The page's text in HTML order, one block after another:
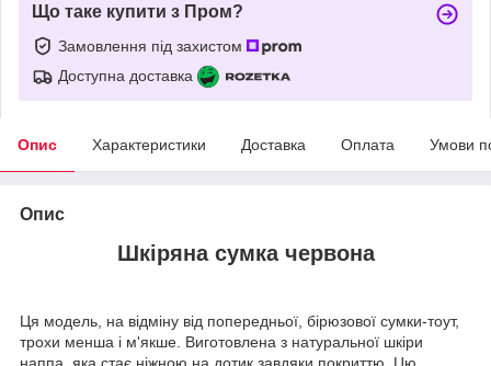
Що таке купити з Пром?
Замовлення під захистом
Доступна доставка
Опис Характеристики Доставка Оплата Умови
Опис
Шкіряна сумка червона
Ця модель, на відміну від попередньої, бірюзової сумки-тоут,
трохи менша і м'якше. Виготовлена з натуральної шкіри